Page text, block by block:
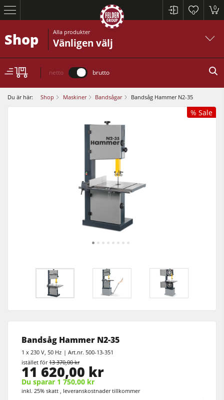
0
0
Cirkelsågar och justersågar
Rikt- och planhyvlar
5-funktions kombimaskin
Kantlistmaskiner
Bredbandslipmaskiner
Borst- och borstslipmaskiner
Bandsågar
Borrmaskiner
Vägg- och ­plattuppdelningssåg
Brikettpress
Rikt- och planhyvlar
Kombimaskiner
Kantlistmaskiner
Bandsågar
Borrmaskiner
Spånsugar
Matarverk
Shop Alla produkter
Vänligen välj
netto brutto
Du är här: Shop Maskiner Bandsågar Bandsåg Hammer N2-35
% Sale
Bandsåg Hammer N2-35
1 x 230 V, 50 Hz Art.nr. 500-13-351
istället för13 370,00 kr
11 620,00 kr
Du sparar 1 750,00 kr
inkl. 25% skatt , leveranskostnader tillkommer